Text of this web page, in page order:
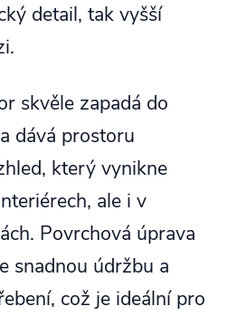
detail, tak vyšší
skvěle zapadá do
dává prostoru
který vynikne
ale i v
Povrchová úprava
snadnou údržbu a
což je ideální pro